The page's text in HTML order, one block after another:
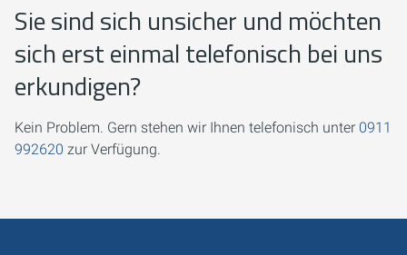
Sie sind sich unsicher und möchten
sich erst einmal telefonisch bei uns
erkundigen?
Kein Problem. Gern stehen wir Ihnen telefonisch unter 0911
992620 zur Verfügung.